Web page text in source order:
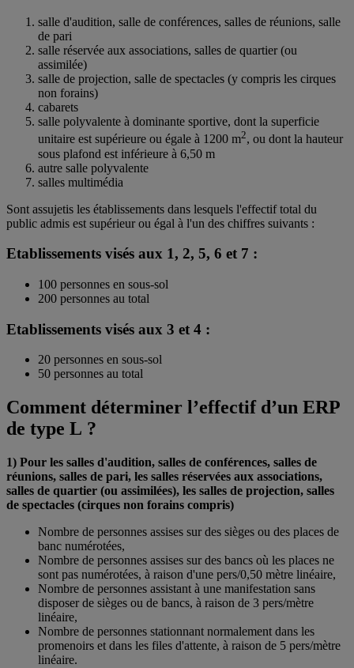
salle d'audition, salle de conférences, salles de réunions, salle
de pari
salle réservée aux associations, salles de quartier (ou
assimilée)
salle de projection, salle de spectacles (y compris les cirques
non forains)
cabarets
salle polyvalente à dominante sportive, dont la superficie
unitaire est supérieure ou égale à 1200 m2, ou dont la hauteur
sous plafond est inférieure à 6,50 m
autre salle polyvalente
salles multimédia
Sont assujetis les établissements dans lesquels l'effectif total du
public admis est supérieur ou égal à l'un des chiffres suivants :
Etablissements visés aux 1, 2, 5, 6 et 7 :
100 personnes en sous-sol
200 personnes au total
Etablissements visés aux 3 et 4 :
20 personnes en sous-sol
50 personnes au total
Comment déterminer l’effectif d’un ERP
de type L ?
1) Pour les salles d'audition, salles de conférences, salles de
réunions, salles de pari, les salles réservées aux associations,
salles de quartier (ou assimilées), les salles de projection, salles
de spectacles (cirques non forains compris)
Nombre de personnes assises sur des sièges ou des places de
banc numérotées,
Nombre de personnes assises sur des bancs où les places ne
sont pas numérotées, à raison d'une pers/0,50 mètre linéaire,
Nombre de personnes assistant à une manifestation sans
disposer de sièges ou de bancs, à raison de 3 pers/mètre
linéaire,
Nombre de personnes stationnant normalement dans les
promenoirs et dans les files d'attente, à raison de 5 pers/mètre
linéaire.